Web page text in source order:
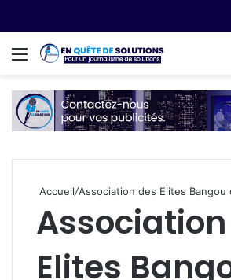
Menu
Accueil/Association des Elites Bangou
Elites